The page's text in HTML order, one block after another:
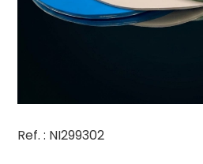
Ref. : NI299302